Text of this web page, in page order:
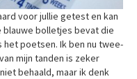
voor jullie getest en kan
bolletjes bevat die
poetsen. Ik ben nu twee-
mijn tanden is zeker
behaald, maar ik denk